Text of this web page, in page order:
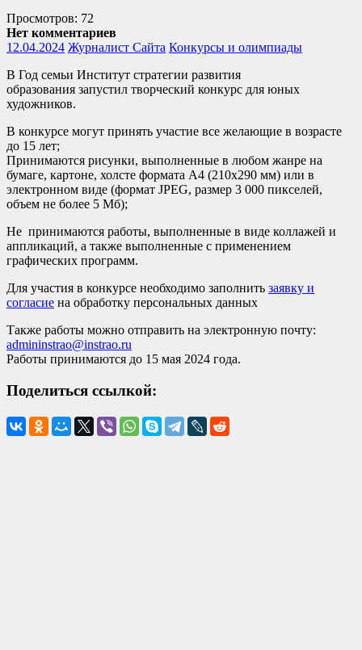
Просмотров: 72
Нет комментариев
12.04.2024 Журналист Сайта Конкурсы и олимпиады
В Год семьи Институт стратегии развития
образования запустил творческий конкурс для юных
художников.
В конкурсе могут принять участие все желающие в возрасте
до 15 лет;
Принимаются рисунки, выполненные в любом жанре на
бумаге, картоне, холсте формата А4 (210х290 мм) или в
электронном виде (формат JPEG, размер 3 000 пикселей,
объем не более 5 Мб);
Не принимаются работы, выполненные в виде коллажей и
аппликаций, а также выполненные с применением
графических программ.
Для участия в конкурсе необходимо заполнить заявку и
согласие на обработку персональных данных
Также работы можно отправить на электронную почту:
admininstrao@instrao.ru
Работы принимаются до 15 мая 2024 года.
Поделиться ссылкой: